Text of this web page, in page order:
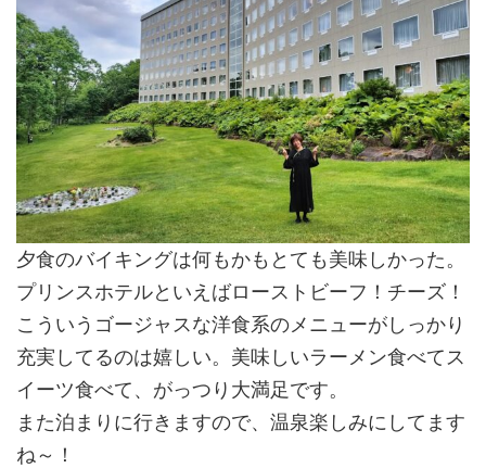
夕食のバイキングは何もかもとても美味しかった。
プリンスホテルといえばローストビーフ！チーズ！
こういうゴージャスな洋食系のメニューがしっかり
充実してるのは嬉しい。美味しいラーメン食べてス
イーツ食べて、がっつり大満足です。
また泊まりに行きますので、温泉楽しみにしてます
ね～！